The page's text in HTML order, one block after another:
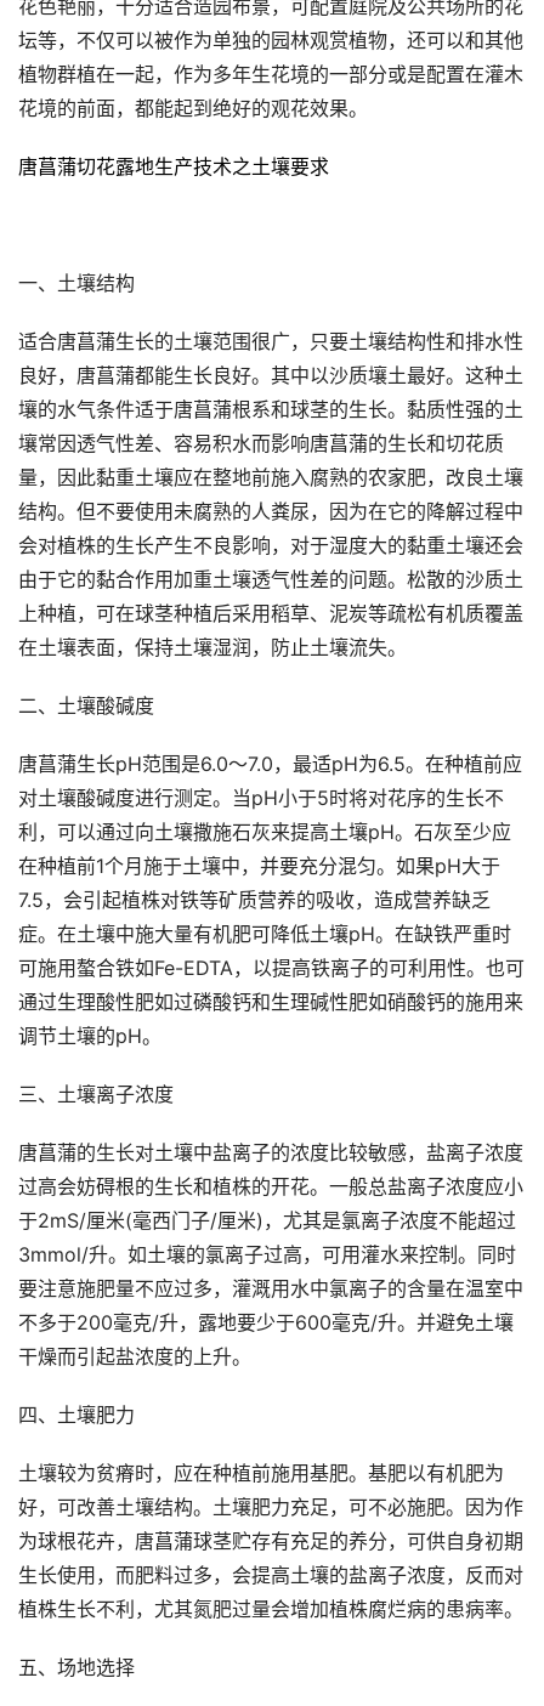
花色艳丽，十分适合造园布景，可配置庭院及公共场所的花
坛等，不仅可以被作为单独的园林观赏植物，还可以和其他
植物群植在一起，作为多年生花境的一部分或是配置在灌木
花境的前面，都能起到绝好的观花效果。
唐菖蒲切花露地生产技术之土壤要求
一、土壤结构
适合唐菖蒲生长的土壤范围很广，只要土壤结构性和排水性
良好，唐菖蒲都能生长良好。其中以沙质壤土最好。这种土
壤的水气条件适于唐菖蒲根系和球茎的生长。黏质性强的土
壤常因透气性差、容易积水而影响唐菖蒲的生长和切花质
量，因此黏重土壤应在整地前施入腐熟的农家肥，改良土壤
结构。但不要使用未腐熟的人粪尿，因为在它的降解过程中
会对植株的生长产生不良影响，对于湿度大的黏重土壤还会
由于它的黏合作用加重土壤透气性差的问题。松散的沙质土
上种植，可在球茎种植后采用稻草、泥炭等疏松有机质覆盖
在土壤表面，保持土壤湿润，防止土壤流失。
二、土壤酸碱度
唐菖蒲生长pH范围是6.0～7.0，最适pH为6.5。在种植前应
对土壤酸碱度进行测定。当pH小于5时将对花序的生长不
利，可以通过向土壤撒施石灰来提高土壤pH。石灰至少应
在种植前1个月施于土壤中，并要充分混匀。如果pH大于
7.5，会引起植株对铁等矿质营养的吸收，造成营养缺乏
症。在土壤中施大量有机肥可降低土壤pH。在缺铁严重时
可施用螯合铁如Fe-EDTA，以提高铁离子的可利用性。也可
通过生理酸性肥如过磷酸钙和生理碱性肥如硝酸钙的施用来
调节土壤的pH。
三、土壤离子浓度
唐菖蒲的生长对土壤中盐离子的浓度比较敏感，盐离子浓度
过高会妨碍根的生长和植株的开花。一般总盐离子浓度应小
于2mS/厘米(毫西门子/厘米)，尤其是氯离子浓度不能超过
3mmol/升。如土壤的氯离子过高，可用灌水来控制。同时
要注意施肥量不应过多，灌溉用水中氯离子的含量在温室中
不多于200毫克/升，露地要少于600毫克/升。并避免土壤
干燥而引起盐浓度的上升。
四、土壤肥力
土壤较为贫瘠时，应在种植前施用基肥。基肥以有机肥为
好，可改善土壤结构。土壤肥力充足，可不必施肥。因为作
为球根花卉，唐菖蒲球茎贮存有充足的养分，可供自身初期
生长使用，而肥料过多，会提高土壤的盐离子浓度，反而对
植株生长不利，尤其氮肥过量会增加植株腐烂病的患病率。
五、场地选择